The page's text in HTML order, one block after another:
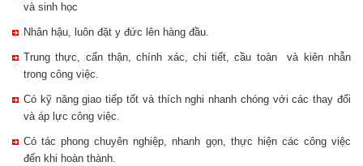
và sinh học
Nhân hậu, luôn đặt y đức lên hàng đầu.
Trung thực, cẩn thận, chính xác, chi tiết, cầu toàn và kiên nhẫn
trong công việc.
Có kỹ năng giao tiếp tốt và thích nghi nhanh chóng với các thay đổi
và áp lực công việc.
Có tác phong chuyên nghiệp, nhanh gọn, thực hiện các công việc
đến khi hoàn thành.